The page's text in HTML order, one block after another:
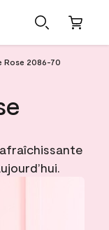
Rose 2086-70